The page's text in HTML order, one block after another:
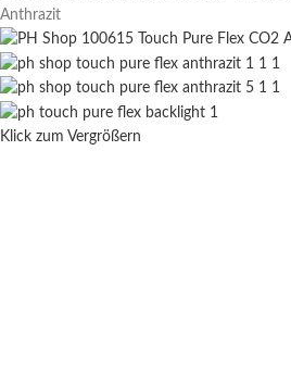
Anthrazit
Klick zum Vergrößern